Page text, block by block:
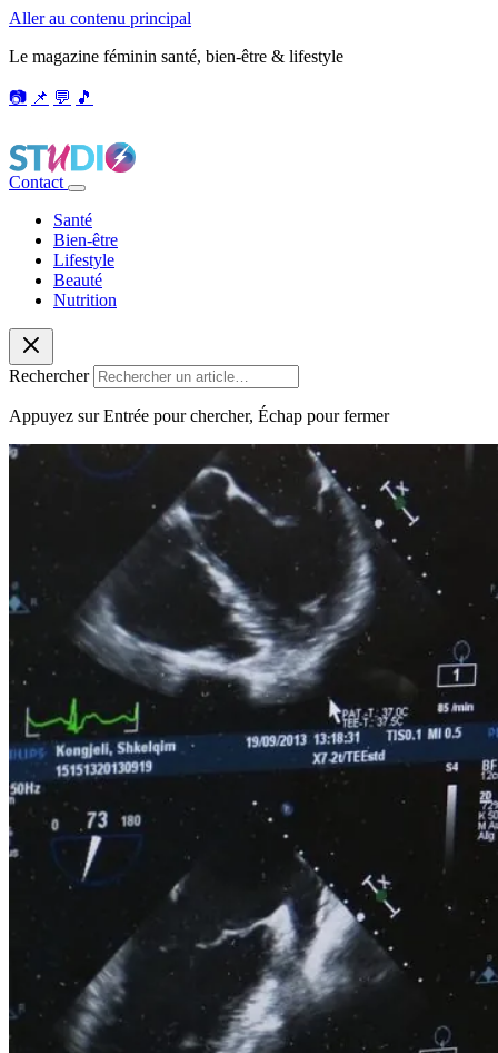
Aller au contenu principal
Le magazine féminin santé, bien-être & lifestyle
📷 📌 💬 🎵
Contact
Santé
Bien-être
Lifestyle
Beauté
Nutrition
Rechercher
Appuyez sur Entrée pour chercher, Échap pour fermer